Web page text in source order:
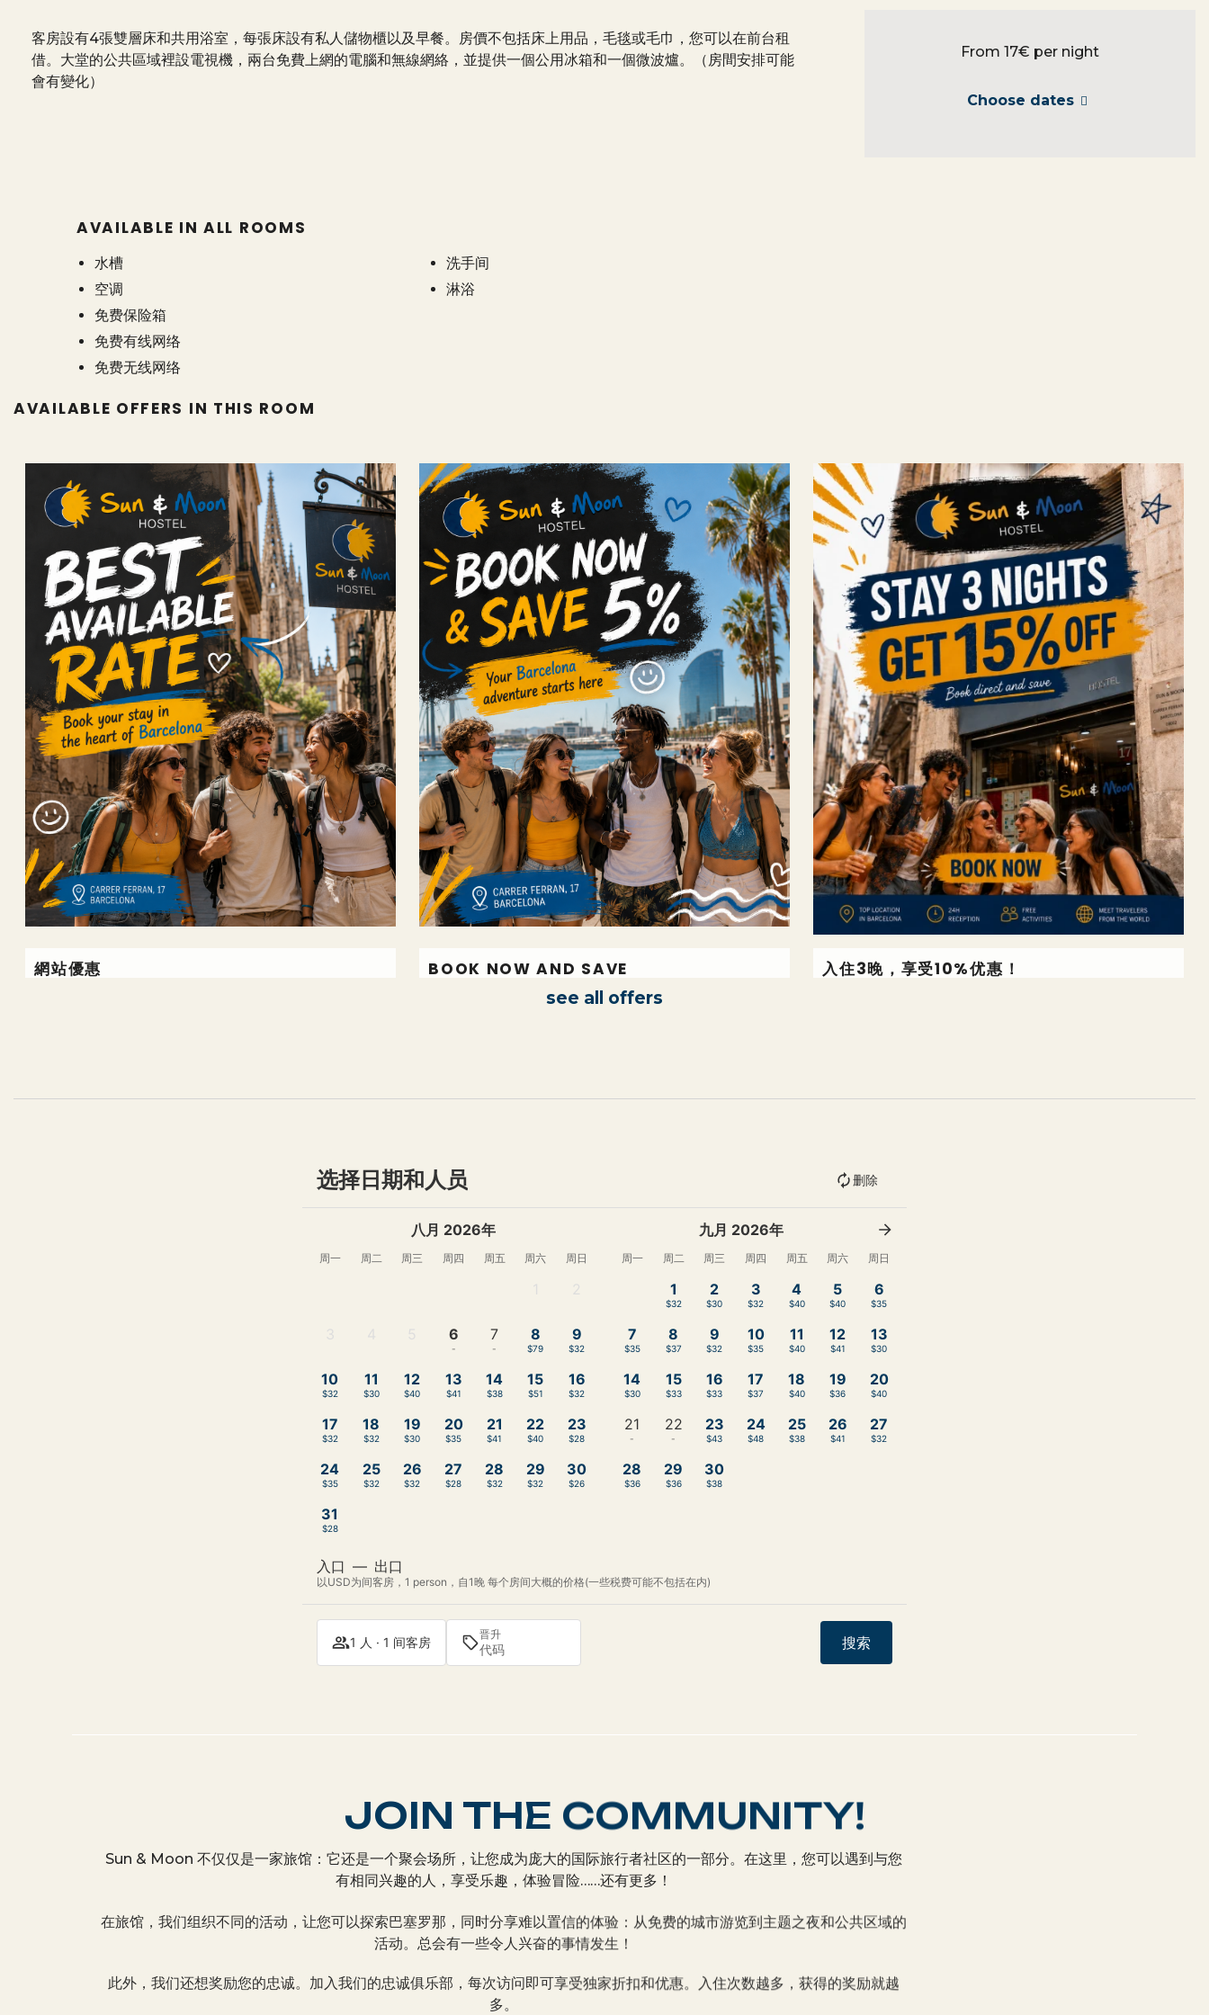
客房設有4張雙層床和共用浴室，每張床設有私人儲物櫃以及早餐。房價不包括床上用品，毛毯或毛巾，您可以在前台租
借。大堂的公共區域裡設電視機，兩台免費上網的電腦和無線網絡，並提供一個公用冰箱和一個微波爐。（房間安排可能
會有變化）
From 17€ per night
Choose dates
AVAILABLE IN ALL ROOMS
水槽
空调
免费保险箱
免费有线网络
免费无线网络
洗手间
淋浴
AVAILABLE OFFERS IN THIS ROOM
網站優惠 BOOK NOW AND SAVE 入住3晚，享受10%优惠！
see all offers
选择日期和人员 删除
八月 2026年
周一 周二 周三 周四 周五 周六 周日
1 2
3 4 5 6
-
7
-
8
$79
9
$32
10
$32
11
$30
12
$40
13
$41
14
$38
15
$51
16
$32
17
$32
18
$32
19
$30
20
$35
21
$41
22
$40
23
$28
24
$35
25
$32
26
$32
27
$28
28
$32
29
$32
30
$26
31
$28
九月 2026年
周一 周二 周三 周四 周五 周六 周日
1
$32
2
$30
3
$32
4
$40
5
$40
6
$35
7
$35
8
$37
9
$32
10
$35
11
$40
12
$41
13
$30
14
$30
15
$33
16
$33
17
$37
18
$40
19
$36
20
$40
21
-
22
-
23
$43
24
$48
25
$38
26
$41
27
$32
28
$36
29
$36
30
$38
入口 — 出口
以USD为间客房，1 person，自1晚 每个房间大概的价格(一些税费可能不包括在内)
1 人 · 1 间客房 晋升 搜索
JOIN THE COMMUNITY!
Sun & Moon 不仅仅是一家旅馆：它还是一个聚会场所，让您成为庞大的国际旅行者社区的一部分。在这里，您可以遇到与您
有相同兴趣的人，享受乐趣，体验冒险……还有更多！
在旅馆，我们组织不同的活动，让您可以探索巴塞罗那，同时分享难以置信的体验：从免费的城市游览到主题之夜和公共区域的
活动。总会有一些令人兴奋的事情发生！
此外，我们还想奖励您的忠诚。加入我们的忠诚俱乐部，每次访问即可享受独家折扣和优惠。入住次数越多，获得的奖励就越
多。